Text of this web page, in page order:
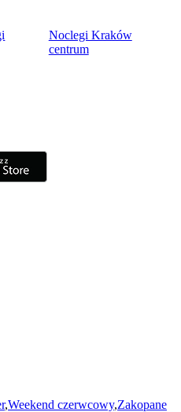
Noclegi Kraków
centrum
,Weekend czerwcowy,Zakopane